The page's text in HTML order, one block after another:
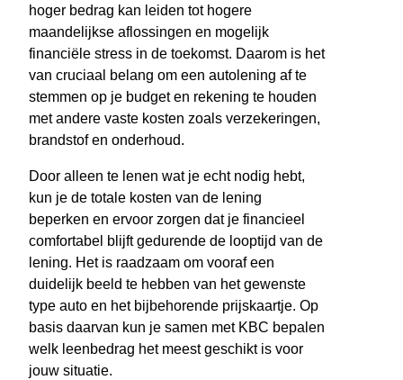
hoger bedrag kan leiden tot hogere
maandelijkse aflossingen en mogelijk
financiële stress in de toekomst. Daarom is het
van cruciaal belang om een autolening af te
stemmen op je budget en rekening te houden
met andere vaste kosten zoals verzekeringen,
brandstof en onderhoud.
Door alleen te lenen wat je echt nodig hebt,
kun je de totale kosten van de lening
beperken en ervoor zorgen dat je financieel
comfortabel blijft gedurende de looptijd van de
lening. Het is raadzaam om vooraf een
duidelijk beeld te hebben van het gewenste
type auto en het bijbehorende prijskaartje. Op
basis daarvan kun je samen met KBC bepalen
welk leenbedrag het meest geschikt is voor
jouw situatie.